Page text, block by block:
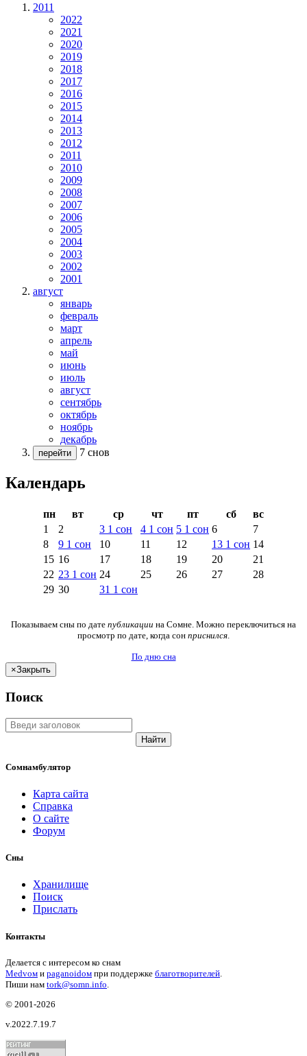
2011
2022
2021
2020
2019
2018
2017
2016
2015
2014
2013
2012
2011
2010
2009
2008
2007
2006
2005
2004
2003
2002
2001
август
январь
февраль
март
апрель
май
июнь
июль
август
сентябрь
октябрь
ноябрь
декабрь
перейти 7 снов
Календарь
пн вт ср чт пт сб
вс
1
2 3 1 сон 4 1 сон 5 1 сон 6
7
8
9 1 сон 10 11 12 13 1 сон 14
15 16 17 18 19 20
21
22 23 1 сон 24 25 26 27
28
29 30 31 1 сон
Показываем сны по дате публикации на Сомне. Можно переключиться на
просмотр по дате, когда сон приснился
По дню сна
×Закрыть
Поиск
Найти
Сомнамбулятор
Карта сайта
Справка
О сайте
Форум
Сны
Хранилище
Поиск
Прислать
Контакты
Делается с интересом ко снам
Medvом и paganoidом при поддержке благотворителей
Пиши нам tork@somn.info
© 2001-2026
v.2022.7.19.7